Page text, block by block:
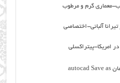
معماری گرم و مرطوب
آلبانی-اختصاصی
امریکا-پیتراکسلی